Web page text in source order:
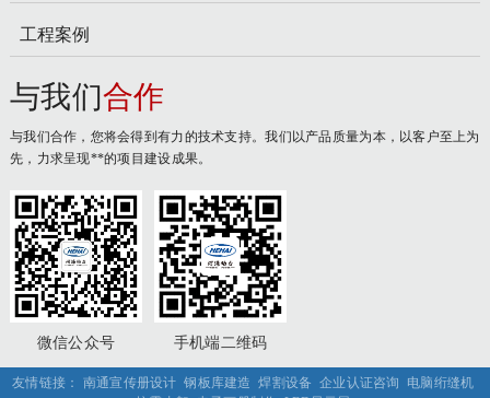
工程案例
与我们合作
与我们合作，您将会得到有力的技术支持。我们以产品质量为本，以客户至上为
先，力求呈现**的项目建设成果。
微信公众号 手机端二维码
友情链接： 南通宣传册设计 钢板库建造 焊割设备 企业认证咨询
电脑绗缝机